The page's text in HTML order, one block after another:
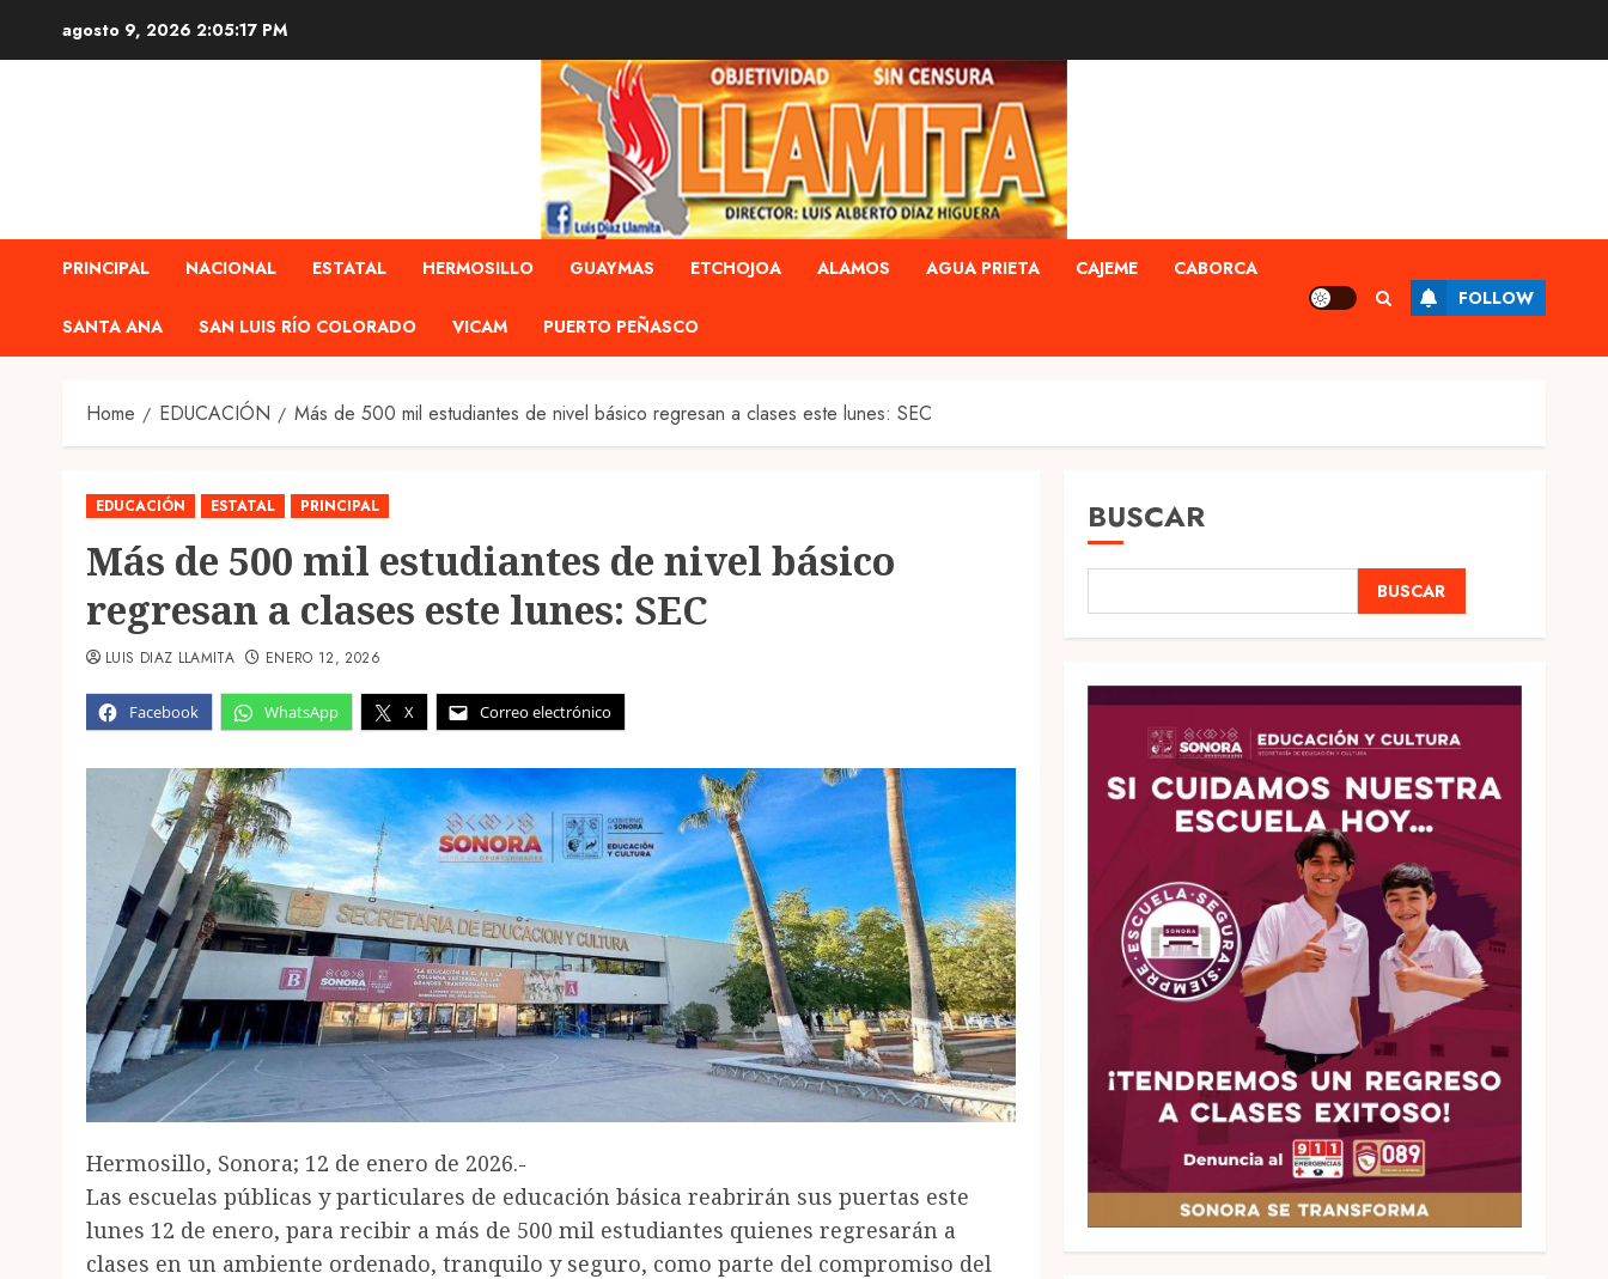
agosto 9, 2026 2:05:18 PM
PRINCIPAL NACIONAL ESTATAL HERMOSILLO GUAYMAS ETCHOJOA ALAMOS AGUA PRIETA CAJEME CABORCA
SANTA ANA SAN LUIS RÍO COLORADO VICAM PUERTO PEÑASCO
FOLLOW
Home EDUCACIÓN Más de 500 mil estudiantes de nivel básico regresan a clases este lunes: SEC
EDUCACIÓN ESTATAL PRINCIPAL
Más de 500 mil estudiantes de nivel básico
regresan a clases este lunes: SEC
Facebook WhatsApp X Correo electrónico
LUIS DIAZ LLAMITA ENERO 12, 2026
Hermosillo, Sonora; 12 de enero de 2026.-
Las escuelas públicas y particulares de educación básica reabrirán sus puertas este
lunes 12 de enero, para recibir a más de 500 mil estudiantes quienes regresarán a
clases en un ambiente ordenado, tranquilo y seguro, como parte del compromiso del
BUSCAR
BUSCAR